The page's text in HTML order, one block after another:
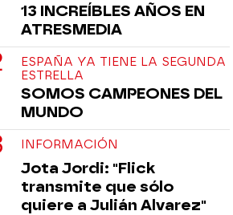
13 INCREÍBLES AÑOS EN
ATRESMEDIA
ESPAÑA YA TIENE LA SEGUNDA
ESTRELLA
SOMOS CAMPEONES DEL
MUNDO
INFORMACIÓN
Jota Jordi: "Flick
transmite que sólo
quiere a Julián Alvarez"